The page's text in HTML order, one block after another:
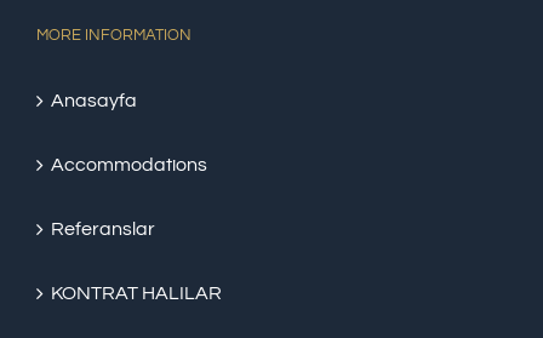
MORE INFORMATION
Anasayfa
Accommodations
Referanslar
KONTRAT HALILAR